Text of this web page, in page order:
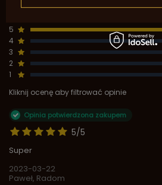
Pokaż tylko opinie potwierdzone
5
4
3
2
1
Kliknij ocenę aby filtrować opinie
5/5
Opinia potwierdzona zakupem
Super
2023-03-22
Paweł, Radom